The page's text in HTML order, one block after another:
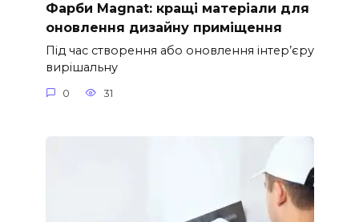
Фарби Magnat: кращі матеріали для
оновлення дизайну приміщення
Під час створення або оновлення інтер’єру
вирішальну
0 31